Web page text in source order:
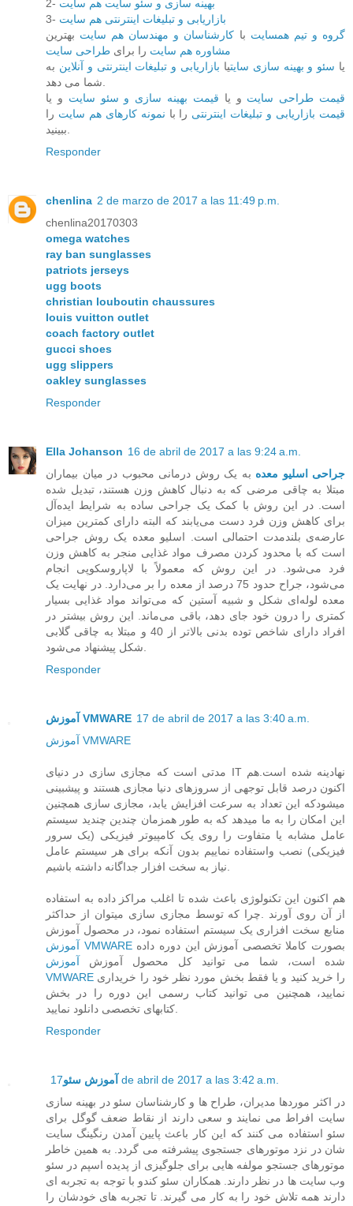
2- بهینه سازی و سئو سایت هم سایت
3- بازاریابی و تبلیغات اینترنتی هم سایت
گروه و تیم همسایت با کارشناسان و مهندسان هم سایت بهترین
مشاوره هم سایت را برای طراحی سایت
یا سئو و بهینه سازی سایتیا بازاریابی و تبلیغات اینترنتی و آنلاین به
شما می دهد.
قیمت طراحی سایت و یا قیمت بهینه سازی و سئو سایت و یا
قیمت بازاریابی و تبلیغات اینترنتی را با نمونه کارهای هم سایت را
ببینید.
Responder
chenlina 2 de marzo de 2017 a las 11:49 p.m.
chenlina20170303
omega watches
ray ban sunglasses
patriots jerseys
ugg boots
christian louboutin chaussures
louis vuitton outlet
coach factory outlet
gucci shoes
ugg slippers
oakley sunglasses
Responder
Ella Johanson 16 de abril de 2017 a las 9:24 a.m.
جراحی اسلیو معده به یک روش درمانی محبوب در میان بیماران
مبتلا به چاقی مرضی که به دنبال کاهش وزن هستند، تبدیل شده
است. در این روش با کمک یک جراحی ساده به شرایط ایده‌آل
برای کاهش وزن فرد دست می‌یابند که البته دارای کمترین میزان
عارضه‌ی بلندمدت احتمالی است. اسلیو معده یک روش جراحی
است که با محدود کردن مصرف مواد‌ غذایی منجر به کاهش وزن
فرد می‌شود. در این روش که معمولاً با لاپاروسکوپی انجام
می‌شود، جراح حدود 75 درصد از معده را بر می‌دارد. در نهایت یک
معده لوله‌ای شکل و شبیه آستین که می‌تواند مواد غذایی بسیار
کمتری را درون خود جای دهد، باقی می‌ماند. این روش بیشتر در
افراد دارای شاخص توده بدنی بالاتر از 40 و مبتلا به چاقی گلابی
شکل پیشنهاد می‌شود.
Responder
آموزش VMWARE 17 de abril de 2017 a las 3:40 a.m.
آموزش VMWARE
مدتی است که مجازی سازی در دنیای IT نهادینه شده است.هم
اکنون درصد قابل توجهی از سروزهای دنیا مجازی هستند و پیشبینی
میشودکه این تعداد به سرعت افزایش یابد، مجازی سازی همچنین
این امکان را به ما میدهد که به طور همزمان چندین چندید سیستم
عامل مشابه یا متفاوت را روی یک کامپیوتر فیزیکی (یک سرور
فیزیکی) نصب واستفاده نماییم بدون آنکه برای هر سیستم عامل
نیاز به سخت افزار جداگانه داشته باشیم.
هم اکنون این تکنولوژی باعث شده تا اغلب مراکز داده به استفاده
از آن روی آورند .چرا که توسط مجازی سازی میتوان از حداکثر
منابع سخت افزاری یک سیستم استفاده نمود، در محصول آموزش
آموزش VMWAREبصورت کاملا تخصصی آموزش این دوره داده
شده است، شما می توانید کل محصول آموزش آموزش
VMWARE
نمایید، همچنین می توانید کتاب رسمی این دوره را در بخش
کتابهای تخصصی دانلود نمایید.
Responder
آموزش سئو 17 de abril de 2017 a las 3:42 a.m.
در اکثر موردها مدیران، طراح ها و کارشناسان سئو در بهینه سازی
سایت افراط می نمایند و سعی دارند از نقاط ضعف گوگل برای
سئو استفاده می کنند که این کار باعث پایین آمدن رنگینگ سایت
شان در نزد موتورهای جستجوی پیشرفته می گردد. به همین خاطر
موتورهای جستجو مولفه هایی برای جلوگیزی از پدیده اسپم در سئو
وب سایت ها در نظر دارند. همکاران سئو کندو با توجه به تجربه ای
دارند همه تلاش خود را به کار می گیرند. تا تجربه های خودشان را